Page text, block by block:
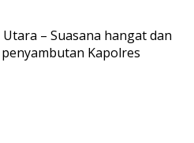
– Suasana hangat dan
Kapolres